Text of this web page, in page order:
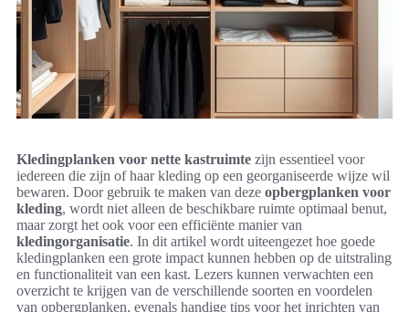
Kledingplanken voor nette kastruimte zijn essentieel voor
iedereen die zijn of haar kleding op een georganiseerde wijze wil
bewaren. Door gebruik te maken van deze opbergplanken voor
kleding, wordt niet alleen de beschikbare ruimte optimaal benut,
maar zorgt het ook voor een efficiënte manier van
kledingorganisatie. In dit artikel wordt uiteengezet hoe goede
kledingplanken een grote impact kunnen hebben op de uitstraling
en functionaliteit van een kast. Lezers kunnen verwachten een
overzicht te krijgen van de verschillende soorten en voordelen
van opbergplanken, evenals handige tips voor het inrichten van